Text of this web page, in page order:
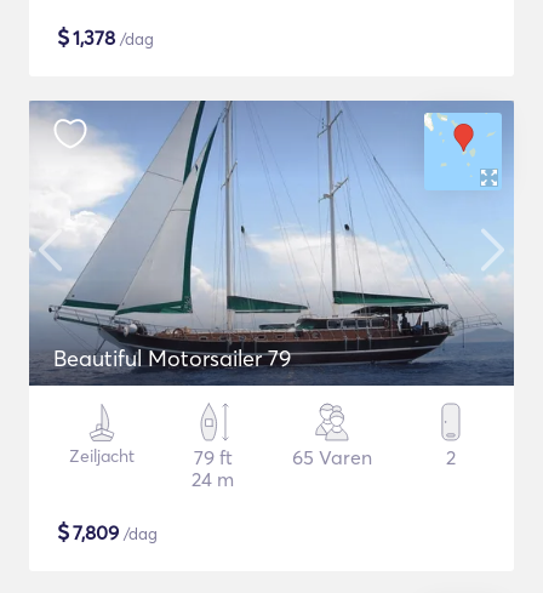
$1,378 /dag
Beautiful Motorsailer 79
Zeiljacht
79 ft
24 m
65 Varen 2
$7,809 /dag